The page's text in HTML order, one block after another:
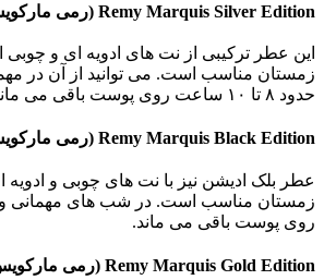
Remy Marquis Silver Edition (رمی
این عطر ترکیبی از نت های ادویه ای و
زمستان مناسب است. می توانید از آن در
حدود ۸ تا ۱۰ ساعت روی پوست باقی می ماند.
Remy Marquis Black Edition (رمی
روی پوست باقی می ماند.
Remy Marquis Gold Edition (رمی